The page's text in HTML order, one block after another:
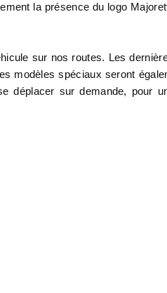
la présence du logo
sur nos routes. Les
modèles spéciaux seront
déplacer sur demande, pour